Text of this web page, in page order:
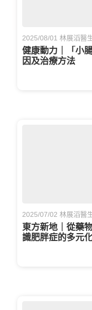
2025/08/01 林展滔醫
健康動力｜「小
因及治療方法
2025/07/02 林展滔醫
東方新地｜從藥
識肥胖症的多元